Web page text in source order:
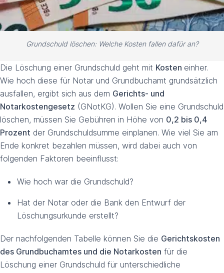
Grundschuld löschen: Welche Kosten fallen dafür an?
Die Löschung einer Grundschuld geht mit Kosten einher.
Wie hoch diese für Notar und Grundbuchamt grundsätzlich
ausfallen, ergibt sich aus dem Gerichts- und
Notarkostengesetz (GNotKG). Wollen Sie eine Grundschuld
löschen, müssen Sie Gebühren in Höhe von 0,2 bis 0,4
Prozent der Grundschuldsumme einplanen. Wie viel Sie am
Ende konkret bezahlen müssen, wird dabei auch von
folgenden Faktoren beeinflusst:
Wie hoch war die Grundschuld?
Hat der Notar oder die Bank den Entwurf der
Löschungsurkunde erstellt?
Der nachfolgenden Tabelle können Sie die Gerichtskosten
des Grundbuchamtes und die Notarkosten für die
Löschung einer Grundschuld für unterschiedliche